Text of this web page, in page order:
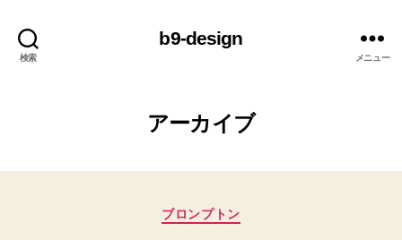
検索
b9-design
メニュー
アーカイブ
カ
ブロンプトン